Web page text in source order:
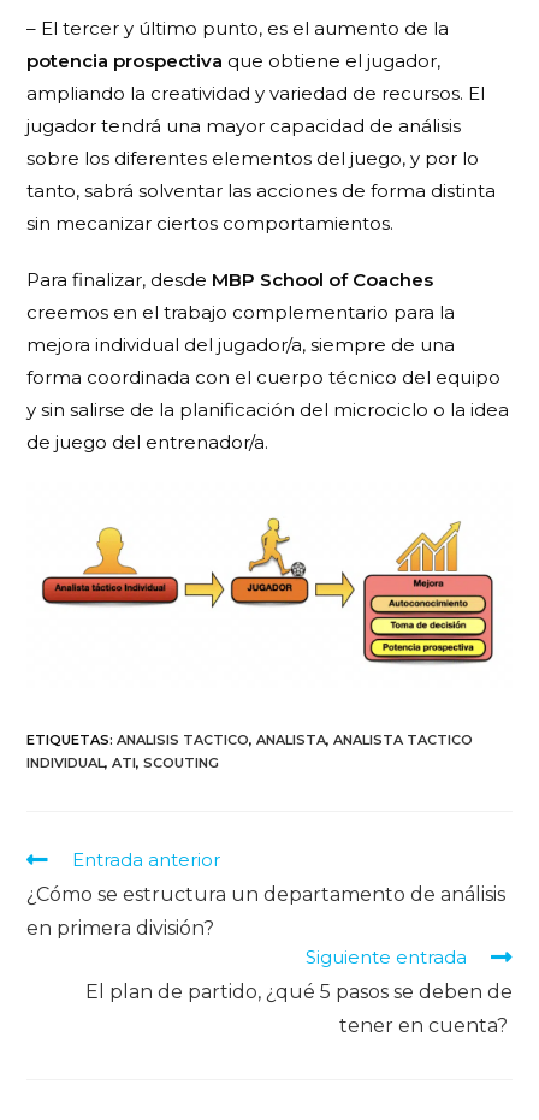
– El tercer y último punto, es el aumento de la
potencia prospectiva que obtiene el jugador,
ampliando la creatividad y variedad de recursos. El
jugador tendrá una mayor capacidad de análisis
sobre los diferentes elementos del juego, y por lo
tanto, sabrá solventar las acciones de forma distinta
sin mecanizar ciertos comportamientos.
Para finalizar, desde MBP School of Coaches
creemos en el trabajo complementario para la
mejora individual del jugador/a, siempre de una
forma coordinada con el cuerpo técnico del equipo
y sin salirse de la planificación del microciclo o la idea
de juego del entrenador/a.
ETIQUETAS:ANALISIS TACTICO, ANALISTA, ANALISTA TACTICO
INDIVIDUAL, ATI, SCOUTING
Entrada anterior
¿Cómo se estructura un departamento de análisis
en primera división?
Siguiente entrada
El plan de partido, ¿qué 5 pasos se deben de
tener en cuenta?